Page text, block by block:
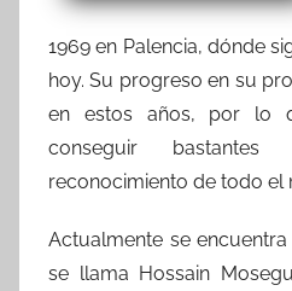
1969 en Palencia, dónde
hoy. Su progreso en su
en estos años, por lo
conseguir
reconocimiento de todo el
Actualmente se
se llama Hossain